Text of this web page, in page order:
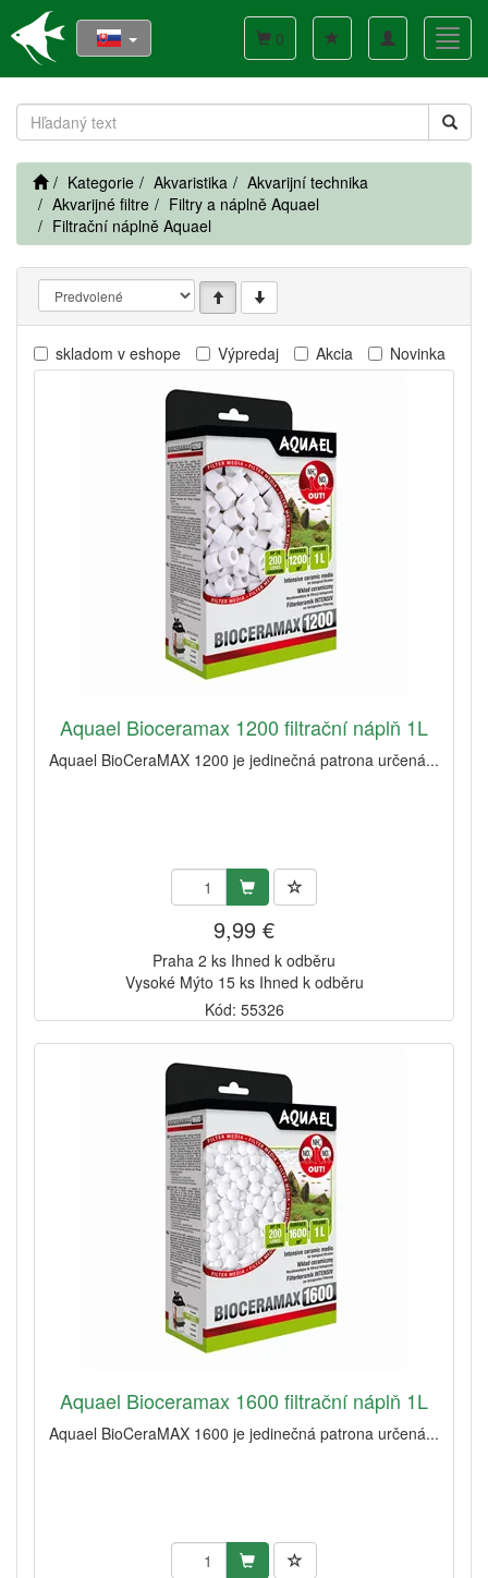
Toggle
navigation
0
Kategorie Akvaristika
Akvarijní technika
Akvarijné filtre
Filtry a náplně Aquael
Filtrační náplně Aquael
skladom v eshope Výpredaj Akcia Novinka
Aquael Bioceramax 1200 filtrační náplň 1L
Aquael BioCeraMAX 1200 je jedinečná patrona určená...
9,99 €
Praha 2 ks Ihned k odběru
Vysoké Mýto 15 ks Ihned k odběru
Kód: 55326
Aquael Bioceramax 1600 filtrační náplň 1L
Aquael BioCeraMAX 1600 je jedinečná patrona určená...